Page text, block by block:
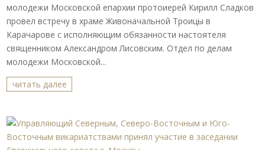
молодежи Московской епархии протоиерей Кирилл Сладков
провел встречу в храме Живоначальной Троицы в
Карачарове с исполняющим обязанности настоятеля
священником Александром Лисовским. Отдел по делам
молодежи Московской...
читать далее